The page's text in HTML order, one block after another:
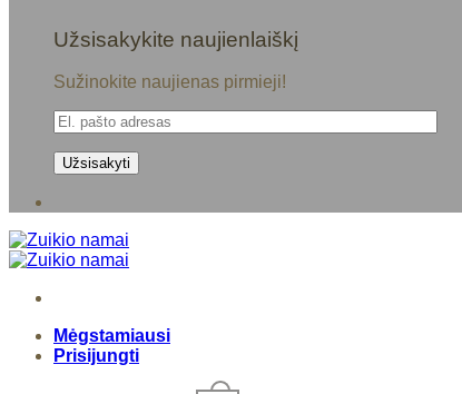
Užsisakykite naujienlaiškį
Sužinokite naujienas pirmieji!
Mėgstamiausi
Prisijungti